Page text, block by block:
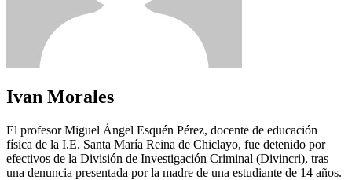
Ivan Morales
El profesor Miguel Ángel Esquén Pérez, docente de educación
física de la I.E. Santa María Reina de Chiclayo, fue detenido por
efectivos de la División de Investigación Criminal (Divincri), tras
una denuncia presentada por la madre de una estudiante de 14 años.